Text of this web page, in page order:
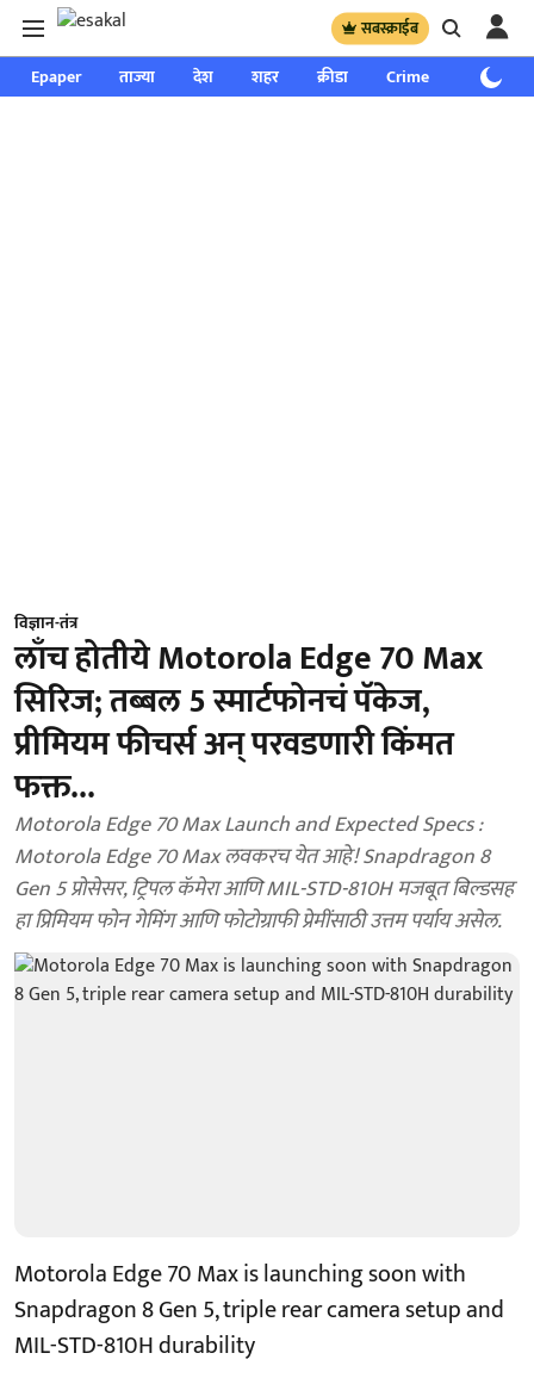
सबस्क्राईब
Epaper ताज्या देश शहर क्रीडा Crime साप्ताहिक
विज्ञान-तंत्र
लाँच होतीये Motorola Edge 70 Max
सिरिज; तब्बल 5 स्मार्टफोनचं पॅकेज,
प्रीमियम फीचर्स अन् परवडणारी किंमत
फक्त...
Motorola Edge 70 Max Launch and Expected Specs :
Motorola Edge 70 Max लवकरच येत आहे! Snapdragon 8
Gen 5 प्रोसेसर, ट्रिपल कॅमेरा आणि MIL-STD-810H मजबूत बिल्डसह
हा प्रिमियम फोन गेमिंग आणि फोटोग्राफी प्रेमींसाठी उत्तम पर्याय असेल.
Motorola Edge 70 Max is launching soon with
Snapdragon 8 Gen 5, triple rear camera setup and
MIL-STD-810H durability